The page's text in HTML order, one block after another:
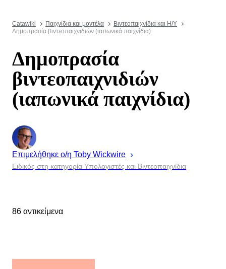
Catawiki Παιχνίδια και μοντέλα
Βιντεοπαιχνίδια και Η/Υ
Δημοπρασία βιντεοπαιχνιδιών (ιαπωνικά παιχνίδια)
Δημοπρασία
βιντεοπαιχνιδιών
(ιαπωνικά παιχνίδια)
Επιμελήθηκε ο/η Toby Wickwire
Ειδικός στη κατηγορία Υπολογιστές και Βιντεοπαιχνίδια
86 αντικείμενα